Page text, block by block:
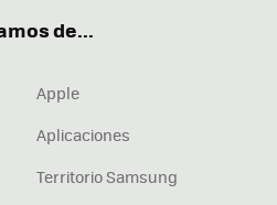
de...
Apple
Aplicaciones
Territorio Samsung